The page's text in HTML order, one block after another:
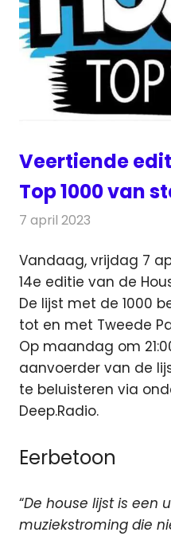
Veertiende
Top 1000 van
7 april 2023
Vandaag, vrijdag 7
14e editie van de
De lijst met de 1000
tot en met Tweede
Op maandag om
aanvoerder van de
te beluisteren via
Deep.Radio.
Eerbetoon
“De house lijst is een
muziekstroming die